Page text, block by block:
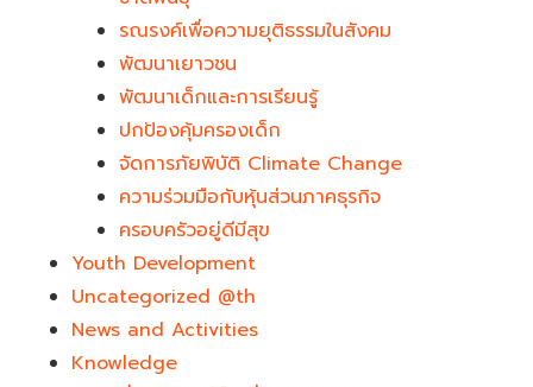
รณรงค์เพื่อความยุติธรรมในสังคม
พัฒนาเยาวชน
พัฒนาเด็กและการเรียนรู้
ปกป้องคุ้มครองเด็ก
จัดการภัยพิบัติ Climate Change
ความร่วมมือกับหุ้นส่วนภาคธุรกิจ
ครอบครัวอยู่ดีมีสุข
Youth Development​
Uncategorized @th
News and Activities
Knowledge